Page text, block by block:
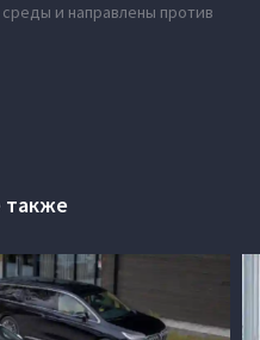
и направлены против
также